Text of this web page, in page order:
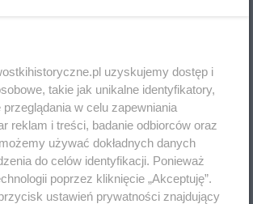
uzyskujemy dostęp i
takie jak unikalne identyfikatory,
w celu zapewniania
reklam i treści, badanie odbiorców oraz
używać dokładnych danych
do celów identyfikacji. Ponieważ
poprzez kliknięcie „Akceptuję”.
ustawień prywatności znajdujący